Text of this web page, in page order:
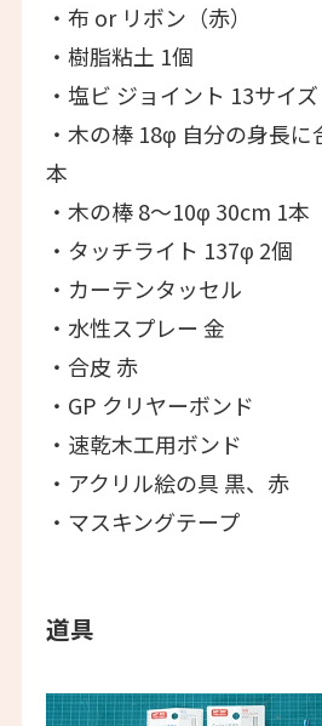
・布 or リボン（赤）
・樹脂粘土 1個
・塩ビ ジョイント 13サイズ
・木の棒 18φ 自分の身長
本
・木の棒 8〜10φ 30cm 1本
・タッチライト 137φ 2個
・カーテンタッセル
・水性スプレー 金
・合皮 赤
・GP クリヤーボンド
・速乾木工用ボンド
・アクリル絵の具 黒、赤
・マスキングテープ
道具